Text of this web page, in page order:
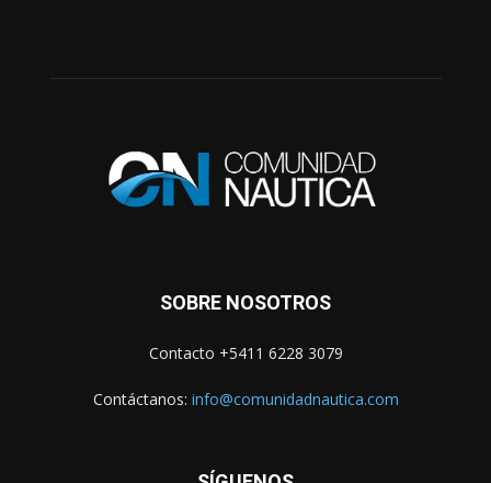
SOBRE NOSOTROS
Contacto +5411 6228 3079
Contáctanos: info@comunidadnautica.com